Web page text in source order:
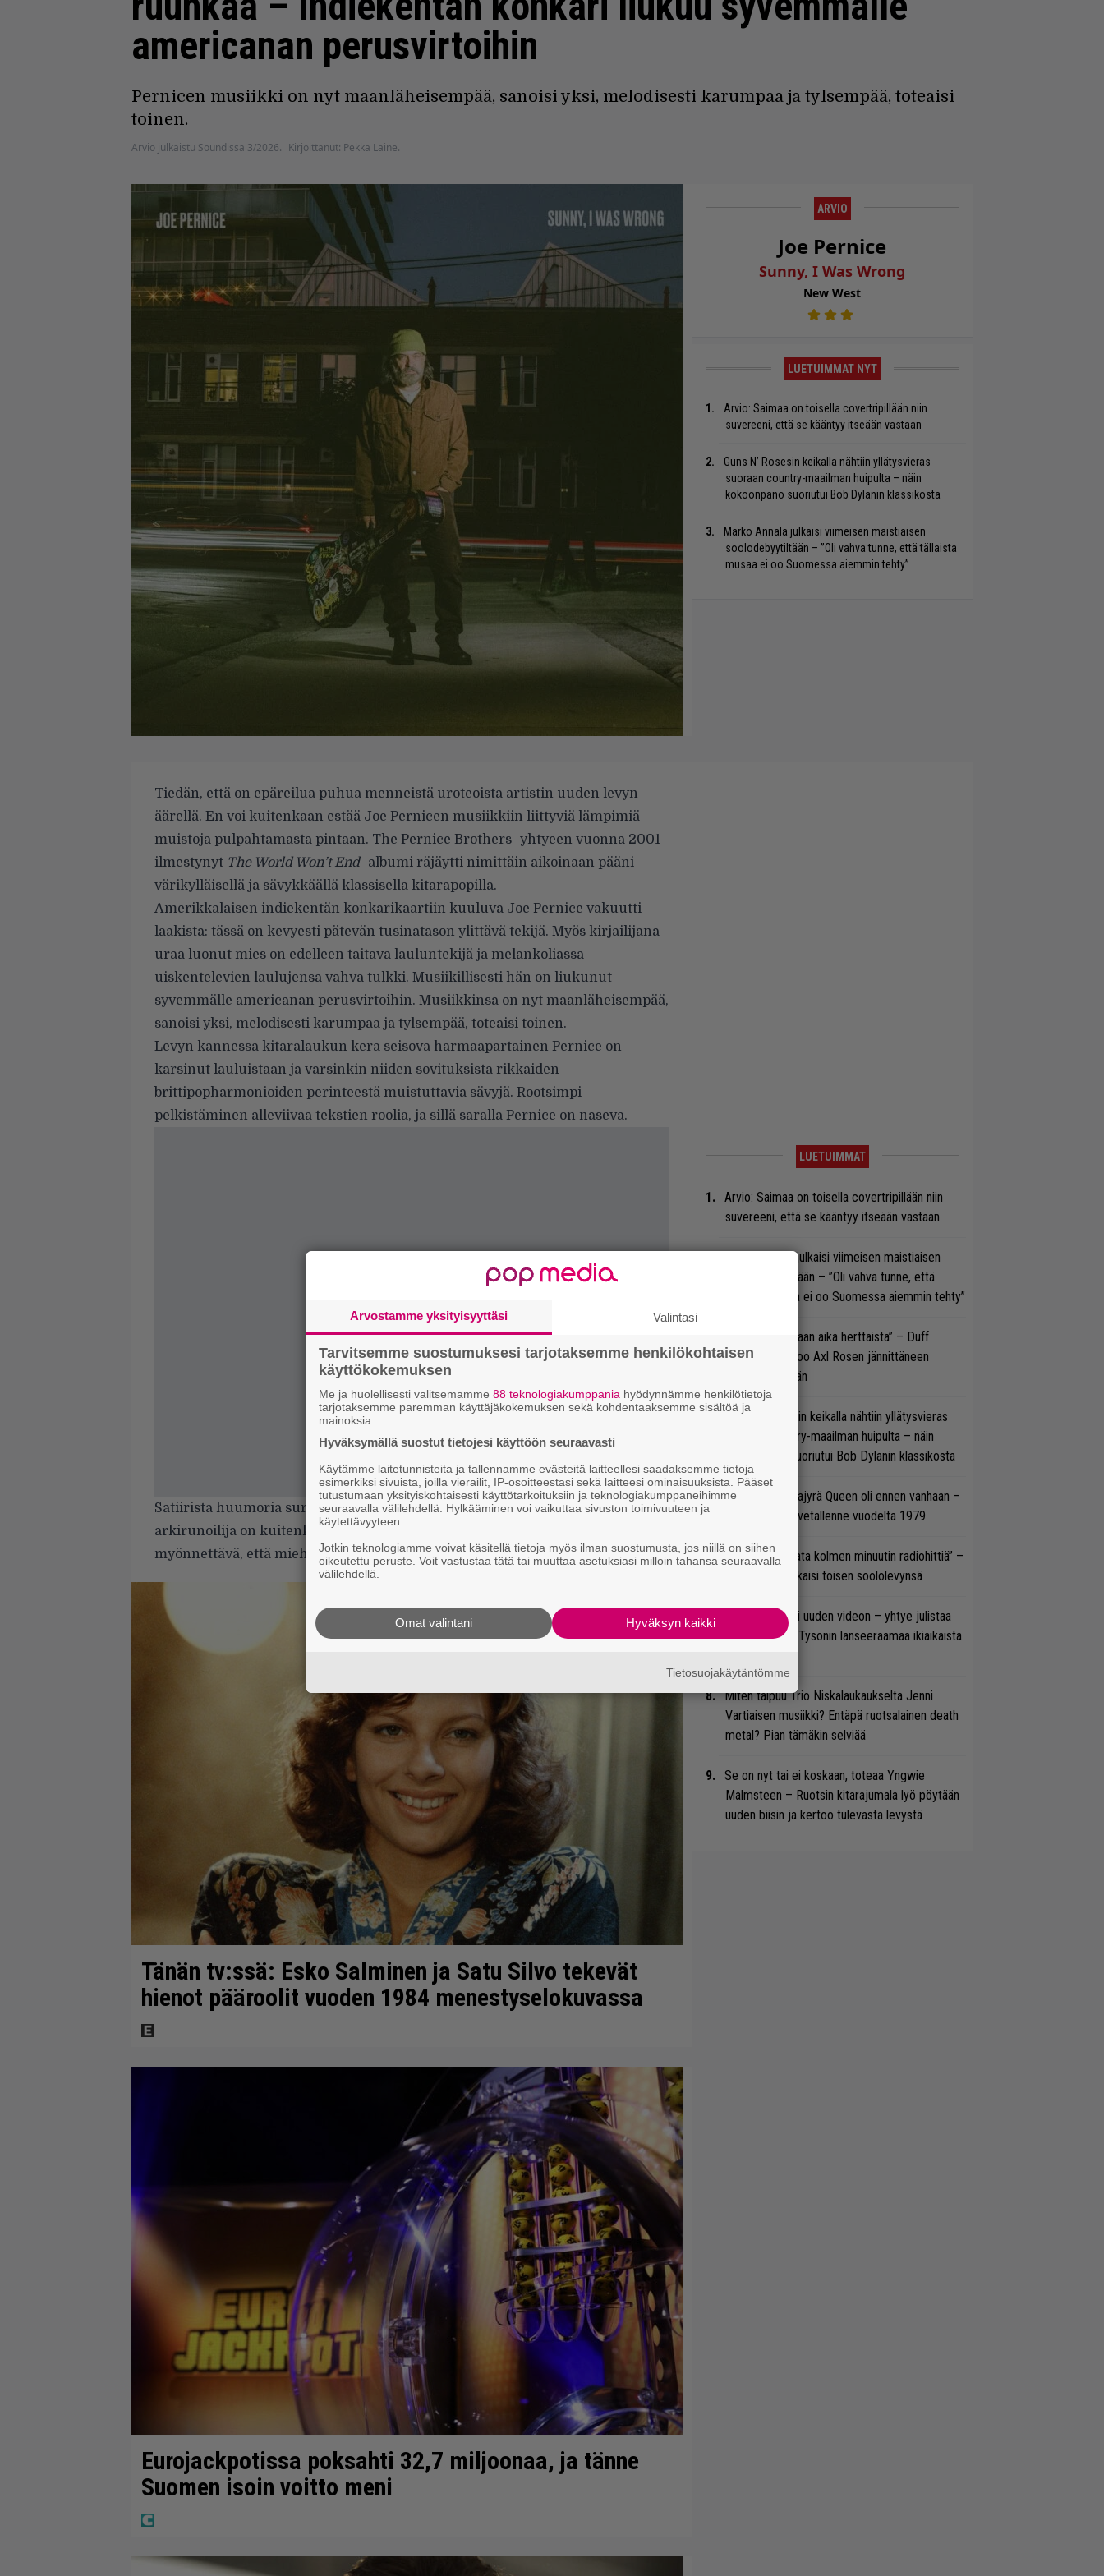
ame­ricanan perusvirtoihin
Pernicen musiikki on nyt maanläheisempää, sanoisi yksi, melodisesti karumpaa ja tyl­sempää, toteaisi
toinen.
Arvio julkaistu Soundissa 3/2026. Kirjoittanut: Pekka Laine.
ARVIO
Joe Pernice
Sunny, I Was Wrong
New West
LUETUIMMAT NYT
Arvio: Saimaa on toisella covertripillään niin
suvereeni, että se kääntyy itseään vastaan
Guns N’ Rosesin keikalla nähtiin yllätysvieras
suoraan country-maailman huipulta – näin
kokoonpano suoriutui Bob Dylanin klassikosta
Marko Annala julkaisi viimeisen maistiaisen
soolodebyytiltään – ”Oli vahva tunne, että tällaista
musaa ei oo Suomessa aiemmin tehty”
Tiedän, että on epäreilua puhua menneistä uroteois­ta artistin uuden levyn
äärellä. En voi kuitenkaan estää Joe Pernicen musiikkiin liittyviä lämpimiä
muistoja pulpahtamasta pintaan. The Pernice Brothers -yhtyeen vuonna 2001
ilmestynyt The World Won’t End -albumi räjäytti nimittäin aikoinaan pääni
värikylläisellä ja sävykkäällä klassisella kitarapopilla.
Amerikkalaisen indiekentän konkarikaartiin kuuluva Joe Pernice vakuutti
laakista: tässä on kevyesti pätevän tusinatason ylittävä tekijä. Myös kirjailijana
uraa luonut mies on edelleen taitava lauluntekijä ja melankoliassa
uiskentelevien lau­lujensa vahva tulkki. Musiikillisesti hän on liukunut
syvemmälle ame­ricanan perusvirtoihin. Musiikkinsa on nyt maanläheisempää,
sanoisi yksi, melodisesti karumpaa ja tyl­sempää, toteaisi toinen.
Levyn kannessa kitaralaukun ke­ra seisova harmaapartainen Pernice on
karsinut lauluistaan ja varsin­kin niiden sovituksista rikkaiden
brittipopharmonioiden perintees­tä muistuttavia sävyjä. Rootsimpi
pelkistäminen alleviivaa tekstien roolia, ja sillä saralla Pernice on naseva.
Satiirista huumoria surumieleen ovelasti koplaava ja kielellisesti taitava
arkirunoilija on kuitenkin liikkeellä siellä, missä on ruuhkaa. Siksi on
myönnettävä, että miehen popimpaa tuotantoa on ikävä.
Tänän tv:ssä: Esko Salminen ja Satu Silvo tekevät
hienot pääroolit vuoden 1984 menestyselokuvassa
Eurojackpotissa poksahti 32,7 miljoonaa, ja tänne
Suomen isoin voitto meni
LUETUIMMAT
Arvio: Saimaa on toisella covertripillään niin
suvereeni, että se kääntyy itseään vastaan
Marko Annala julkaisi viimeisen maistiaisen
soolodebyytiltään – ”Oli vahva tunne, että
tällaista musaa ei oo Suomessa aiemmin tehty”
”Se oli oikeastaan aika herttaista” – Duff
McKagan kertoo Axl Rosen jännittäneen
AC/DC-pestiään
Guns N’ Rosesin keikalla nähtiin yllätysvieras
suoraan country-maailman huipulta – näin
kokoonpano suoriutui Bob Dylanin klassikosta
Tällainen keikkajyrä Queen oli ennen vanhaan –
katso tulinen livetallenne vuodelta 1979
”Tässä ei jahdata kolmen minuutin radiohittiä” –
A.W. Yrjänä julkaisi toisen soololevynsä
Anthrax julkaisi uuden videon – yhtye julistaa
biisillään Mike Tysonin lanseeraamaa ikiaikaista
Miten taipuu Trio Niskalaukaukselta Jenni
Vartiaisen musiikki? Entäpä ruotsalainen death
metal? Pian tämäkin selviää
Se on nyt tai ei koskaan, toteaa Yngwie
Malmsteen – Ruotsin kitarajumala lyö pöytään
uuden biisin ja kertoo tulevasta levystä
Arvostamme yksityisyyttäsi Valintasi
Tarvitsemme suostumuksesi tarjotaksemme henkilökohtaisen
käyttökokemuksen
Me ja huolellisesti valitsemamme 88 teknologiakumppania hyödynnämme henkilötietoja
tarjotaksemme paremman käyttäjäkokemuksen sekä kohdentaaksemme sisältöä ja
mainoksia.
Hyväksymällä suostut tietojesi käyttöön seuraavasti
Käytämme laitetunnisteita ja tallennamme evästeitä laitteellesi saadaksemme tietoja
esimerkiksi sivuista, joilla vierailit, IP-osoitteestasi sekä laitteesi ominaisuuksista. Pääset
tutustumaan yksityiskohtaisesti käyttötarkoituksiin ja teknologiakumppaneihimme
seuraavalla välilehdellä. Hylkääminen voi vaikuttaa sivuston toimivuuteen ja
käytettävyyteen.
Jotkin teknologiamme voivat käsitellä tietoja myös ilman suostumusta, jos niillä on siihen
oikeutettu peruste. Voit vastustaa tätä tai muuttaa asetuksiasi milloin tahansa seuraavalla
välilehdellä.
Hyväksyn kaikki
Omat valintani
Tietosuojakäytäntömme